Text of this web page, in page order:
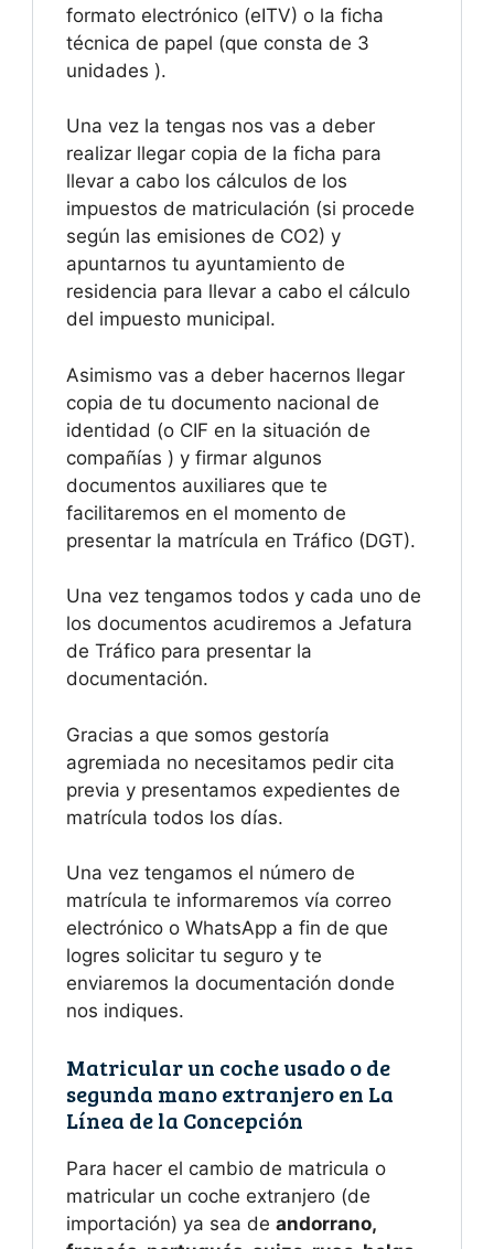
formato electrónico (eITV) o la ficha
técnica de papel (que consta de 3
unidades ).
Una vez la tengas nos vas a deber
realizar llegar copia de la ficha para
llevar a cabo los cálculos de los
impuestos de matriculación (si procede
según las emisiones de CO2) y
apuntarnos tu ayuntamiento de
residencia para llevar a cabo el cálculo
del impuesto municipal.
Asimismo vas a deber hacernos llegar
copia de tu documento nacional de
identidad (o CIF en la situación de
compañías ) y firmar algunos
documentos auxiliares que te
facilitaremos en el momento de
presentar la matrícula en Tráfico (DGT).
Una vez tengamos todos y cada uno de
los documentos acudiremos a Jefatura
de Tráfico para presentar la
documentación.
Gracias a que somos gestoría
agremiada no necesitamos pedir cita
previa y presentamos expedientes de
matrícula todos los días.
Una vez tengamos el número de
matrícula te informaremos vía correo
electrónico o WhatsApp a fin de que
logres solicitar tu seguro y te
enviaremos la documentación donde
nos indiques.
Matricular un coche usado o de
segunda mano extranjero en La
Línea de la Concepción
Para hacer el cambio de matricula o
matricular un coche extranjero (de
importación) ya sea de andorrano,